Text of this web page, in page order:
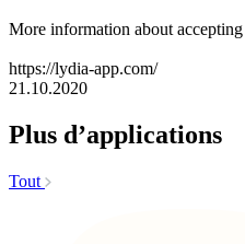
More information about
https://lydia-app.com/
21.10.2020
Plus d’applications
Tout